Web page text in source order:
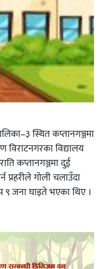
स्थित कप्तानगञ्जमा
विद्यालय
कप्तानगञ्जमा दुई
गोली चलाउँदा
९ जना घाइते भएका थिए ।